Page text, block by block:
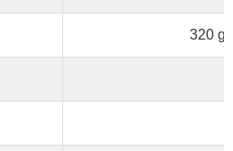
320 g